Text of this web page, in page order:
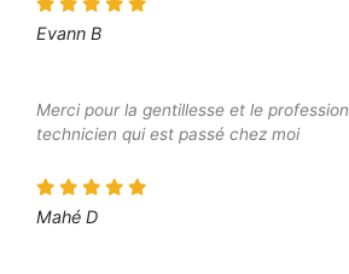
Evann B
Merci pour la gentillesse et le
technicien qui est passé chez moi
Mahé D